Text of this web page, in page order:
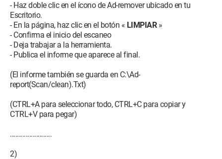
- Haz doble clic en el ícono de Ad-remover ubicado en tu
Escritorio.
- En la página, haz clic en el botón « LIMPIAR»
- Confirma el inicio del escaneo
- Deja trabajar a la herramienta.
- Publica el informe que aparece al final.
(El informe también se guarda en C:\Ad-
report(Scan/clean).Txt)
(CTRL+A para seleccionar todo, CTRL+C para copiar y
CTRL+V para pegar)
........................
2)